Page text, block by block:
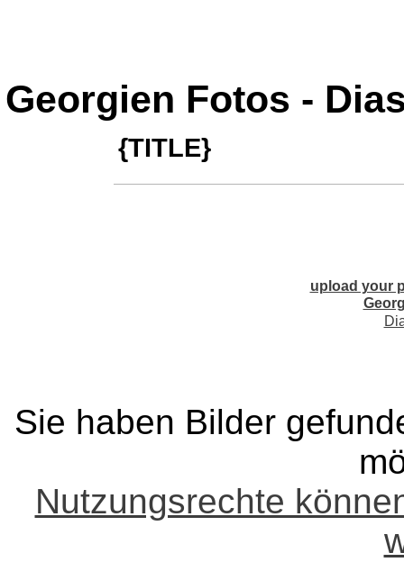
Georgien Fotos -
{TITLE}
upload your
Sie haben Bilder
Nutzungsrechte